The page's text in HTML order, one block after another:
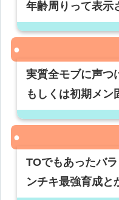
年齢周りって表示
実質全モブに声
もしくは初期メン
TOでもあったバ
ンチキ最強育成と